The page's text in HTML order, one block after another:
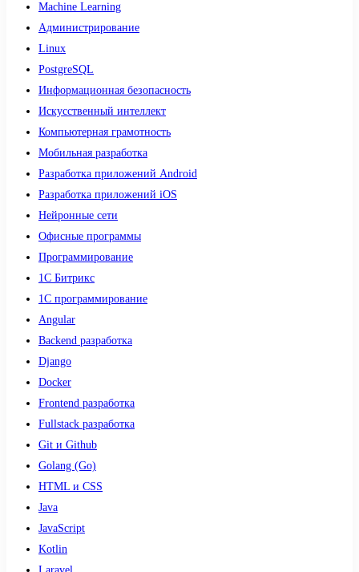
Machine Learning
Администрирование
Linux
PostgreSQL
Информационная безопасность
Искусственный интеллект
Компьютерная грамотность
Мобильная разработка
Разработка приложений Android
Разработка приложений iOS
Нейронные сети
Офисные программы
Программирование
1С Битрикс
1С программирование
Angular
Backend разработка
Django
Docker
Frontend разработка
Fullstack разработка
Git и Github
Golang (Go)
HTML и CSS
Java
JavaScript
Kotlin